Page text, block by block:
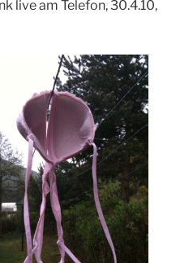
live am Telefon, 30.4.10,